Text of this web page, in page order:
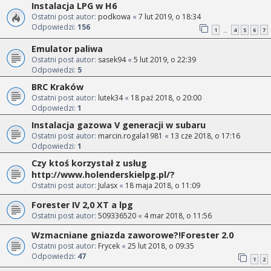
Instalacja LPG w H6
Ostatni post autor: podkowa « 7 lut 2019, o 18:34
Odpowiedzi: 156 1 … 4 5 6 7
Emulator paliwa
Ostatni post autor: sasek94« 5 lut 2019, o 22:39
Odpowiedzi: 5
BRC Kraków
Ostatni post autor: lutek34« 18 paź 2018, o 20:00
Odpowiedzi: 1
Instalacja gazowa V generacji w subaru
Ostatni post autor: marcin.rogala1981 « 13 cze 2018, o 17:16
Odpowiedzi: 1
Czy ktoś korzystał z usług
http://www.holenderskielpg.pl/?
Ostatni post autor: Julasx « 18 maja 2018, o 11:09
Forester IV 2,0 XT a lpg
Ostatni post autor: 509336520 « 4 mar 2018, o 11:56
Wzmacniane gniazda zaworowe?!Forester 2.0
Ostatni post autor: Frycek « 25 lut 2018, o 09:35
Odpowiedzi: 47 1 2